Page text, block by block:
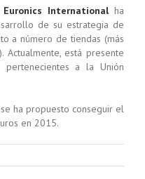
Euronics Internationalha
de su estrategia de
a número de tiendas (más
Actualmente, está presente
a la Unión
ha propuesto conseguir el
en 2015.